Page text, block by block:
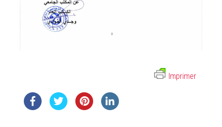
Imprimer